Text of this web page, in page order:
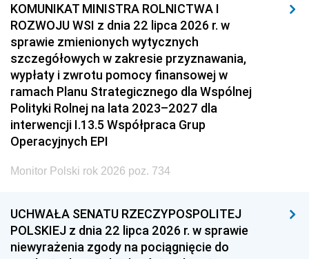
KOMUNIKAT MINISTRA ROLNICTWA I
ROZWOJU WSI z dnia 22 lipca 2026 r. w
sprawie zmienionych wytycznych
szczegółowych w zakresie przyznawania,
wypłaty i zwrotu pomocy finansowej w
ramach Planu Strategicznego dla Wspólnej
Polityki Rolnej na lata 2023–2027 dla
interwencji I.13.5 Współpraca Grup
Operacyjnych EPI
Monitor Polski rok 2026 poz. 734
UCHWAŁA SENATU RZECZYPOSPOLITEJ
POLSKIEJ z dnia 22 lipca 2026 r. w sprawie
niewyrażenia zgody na pociągnięcie do